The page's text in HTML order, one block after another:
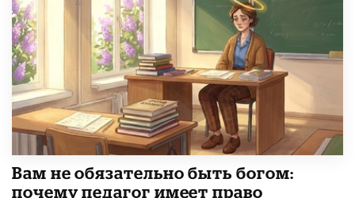
​Вам не обязательно быть богом:
почему педагог имеет право